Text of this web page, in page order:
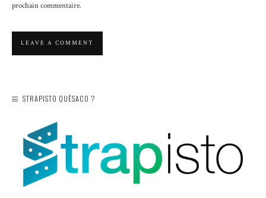
prochain commentaire.
STRAPISTO QUÈSACO ?